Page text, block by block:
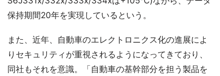
保持期間20年を実現しているという。
また、近年、自動車のエレクトロニクス化の進展によ
りセキュリティが重視されるようになってきており、
同社もそれを意識。「自動車の基幹部分を担う製品を